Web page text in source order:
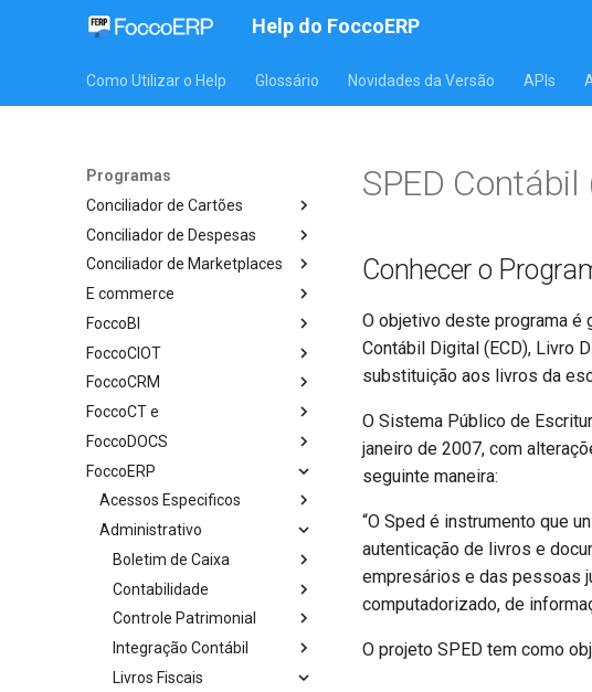
Help do FoccoERP
Como Utilizar o Help Glossário Novidades da Versão APIs
Programas
Conciliador de Cartões
Conciliador de Despesas
Conciliador de Marketplaces
E commerce
FoccoBI
FoccoCIOT
FoccoCRM
FoccoCT e
FoccoDOCS
FoccoERP
Acessos Especificos
Administrativo
Boletim de Caixa
Contabilidade
Controle Patrimonial
Integração Contábil
Livros Fiscais
SPED Contábil
Conhecer o
O objetivo deste programa é
Contábil Digital (ECD), Livro
substituição aos livros da
O Sistema Público de
janeiro de 2007, com
seguinte maneira:
“O Sped é instrumento que
autenticação de livros e
empresários e das pessoas
computadorizado, de
O projeto SPED tem como